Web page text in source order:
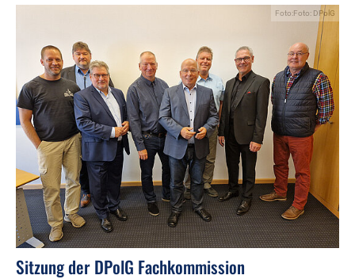
Foto:Foto: DPolG
Sitzung der DPolG Fachkommission